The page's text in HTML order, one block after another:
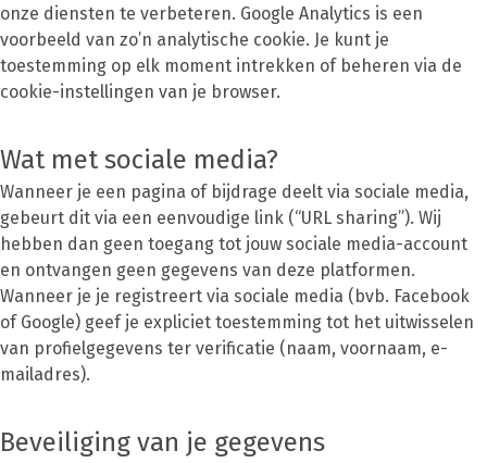
onze diensten te verbeteren. Google Analytics is een
voorbeeld van zo’n analytische cookie. Je kunt je
toestemming op elk moment intrekken of beheren via de
cookie-instellingen van je browser.
Wat met sociale media?
Wanneer je een pagina of bijdrage deelt via sociale media,
gebeurt dit via een eenvoudige link (“URL sharing”). Wij
hebben dan geen toegang tot jouw sociale media-account
en ontvangen geen gegevens van deze platformen.
Wanneer je je registreert via sociale media (bvb. Facebook
of Google) geef je expliciet toestemming tot het uitwisselen
van profielgegevens ter verificatie (naam, voornaam, e-
mailadres).
Beveiliging van je gegevens